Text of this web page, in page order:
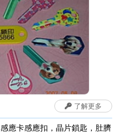
應卡感應扣，晶片鎖匙，肚臍
了解更多